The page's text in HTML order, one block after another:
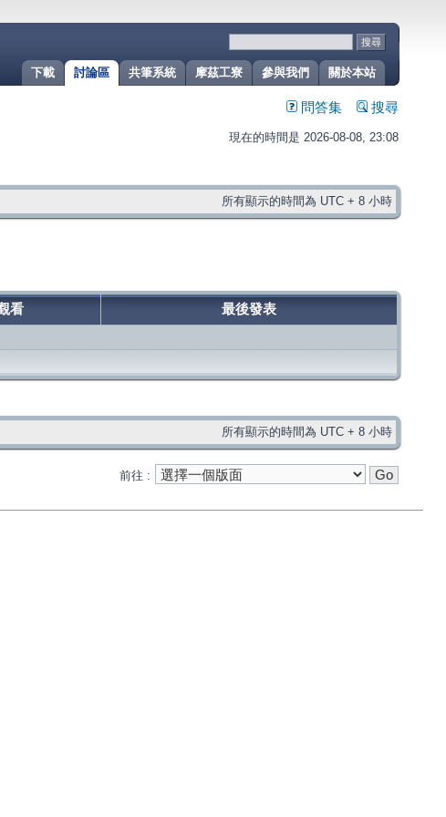
關於本站
參與我們
摩茲工寮
共筆系統
討論區
下載
問答集 搜尋
現在的時間是 2026-08-08, 23:08
所有顯示的時間為 UTC + 8 小時
看 最後發表
所有顯示的時間為 UTC + 8 小時
前往 :